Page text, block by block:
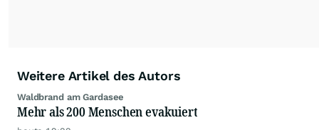
Weitere Artikel des Autors
Waldbrand am Gardasee
Mehr als 200 Menschen evakuiert